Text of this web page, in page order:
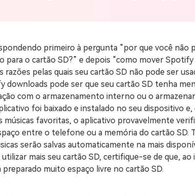
primeiro à pergunta “por que você não
para o cartão SD?” e depois “como mover Spotify
razões pelas quais seu cartão SD não pode ser
downloads pode ser que seu cartão SD tenha
com o armazenamento interno ou o
foi baixado e instalado no seu dispositivo e,
músicas favoritas, o aplicativo provavelmente
entre o telefone ou a memória do cartão SD.
serão salvas automaticamente na mais
mais seu cartão SD, certifique-se de que, ao
muito espaço livre no cartão SD.